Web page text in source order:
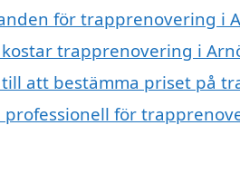
för trapprenovering i
trapprenovering i
att bestämma priset på
professionell för